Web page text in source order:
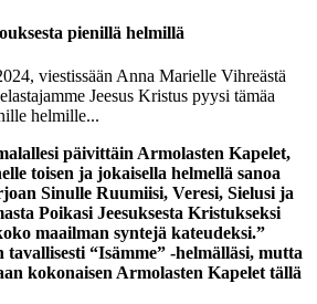
pienillä helmillä
viestissään Anna Marielle Vihreästä
Jeesus Kristus pyysi tämäa
helmille...
päivittäin Armolasten Kapelet,
toisen ja jokaisella helmellä sanoa
Sinulle Ruumiisi, Veresi, Sielusi ja
Poikasi Jeesuksesta Kristukseksi
maailman syntejä kateudeksi.”
“Isämme” -helmälläsi, mutta
kokonaisen Armolasten Kapelet tällä